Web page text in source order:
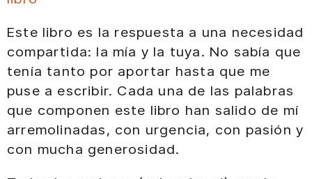
Este libro es la respuesta a una necesidad
compartida: la mía y la tuya. No sabía que
tenía tanto por aportar hasta que me
puse a escribir. Cada una de las palabras
que componen este libro han salido de mí
arremolinadas, con urgencia, con pasión y
con mucha generosidad.